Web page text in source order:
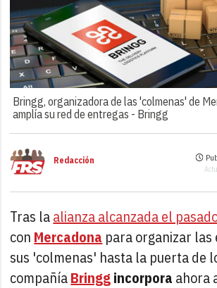
Bringg, organizadora de las 'colmenas' de
amplía su red de entregas - Bringg
Redacción
Tras laalianza alcanzada el
con Mercadona para organizar las
sus 'colmenas' hasta la puerta de
compañíaBringgincorpora ahora